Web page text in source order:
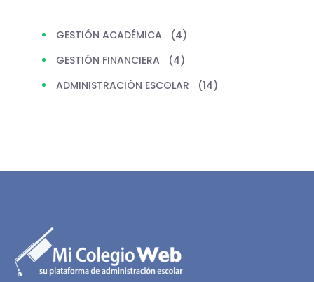
GESTIÓN ACADÉMICA
(4)
GESTIÓN FINANCIERA
(4)
ADMINISTRACIÓN ESCOLAR
(14)